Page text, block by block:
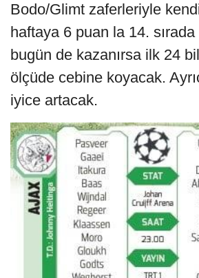
Bodo/Glimt zaferleriyle
haftaya 6 puan la 14.
bugün de kazanırsa ilk 24
ölçüde cebine koyacak.
iyice artacak.